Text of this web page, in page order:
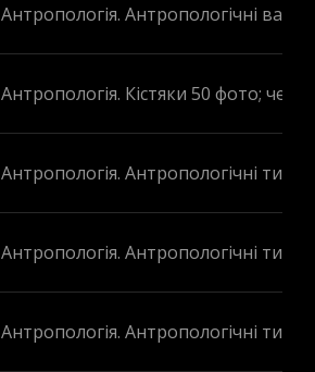
Антропологія. Антропологічні
Антропологія. Кістяки 50 фото;
Антропологія. Антропологічні
Антропологія. Антропологічні
Антропологія. Антропологічні